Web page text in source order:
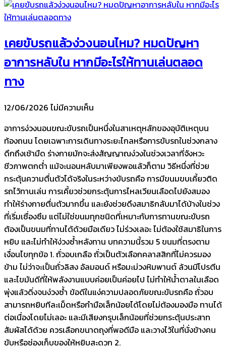
เคยขับรถแล้วง่วงนอนไหม? หมดปัญหา
อาการหลับใน หากมีอะไรให้ทานเล่นตลอด
ทาง
12/06/2026 ไม่มีความเห็น
อาการง่วงนอนขณะขับรถเป็นหนึ่งในสาเหตุหลักของอุบัติเหตุบน
ท้องถนน โดยเฉพาะการเดินทางระยะไกลหรือการขับรถในช่วงกลาง
ดึกถึงเช้ามืด ร่างกายมักจะส่งสัญญาณง่วงในช่วงเวลาที่จังหวะ
ชีวภาพตกต่ำ แม้จะนอนหลับมาเพียงพอแล้วก็ตาม วิธีหนึ่งที่ช่วย
กระตุ้นความตื่นตัวได้จริงในระหว่างขับรถคือ การมีขนมขบเคี้ยวติด
รถไว้ทานเล่น การเคี้ยวช่วยกระตุ้นการไหลเวียนเลือดไปยังสมอง
ทำให้ร่างกายตื่นตัวมากขึ้น และยังช่วยดึงสมาธิกลับมาได้บ้างในช่วง
ที่เริ่มเซื่องซึม แต่ไม่ใช่ขนมทุกชนิดที่เหมาะกับการทานขณะขับรถ
ต้องเป็นขนมที่ทานได้ด้วยมือเดียว ไม่ร่วงเลอะ ไม่ต้องใช้สมาธิในการ
หยิบ และไม่ทำให้ง่วงซ้ำหลังทาน บทความนี้รวม 5 ขนมที่ตรงตาม
เงื่อนไขทุกข้อ 1. ถั่วอบเกลือ ถั่วเป็นตัวเลือกคลาสสิกที่ไม่ควรมอง
ข้าม ไม่ว่าจะเป็นถั่วลิสง อัลมอนด์ หรือมะม่วงหิมพานต์ ล้วนมีโปรตีน
และไขมันดีที่ให้พลังงานแบบค่อยเป็นค่อยไป ไม่ทำให้น้ำตาลในเลือด
พุ่งแล้วดิ่งจนง่วงซ้ำ ข้อดีในแง่ความปลอดภัยขณะขับรถคือ ถั่วอบ
สามารถหยิบทีละเม็ดหรือกำมือเล็กน้อยได้โดยไม่ต้องมองมือ ทานได้
ต่อเนื่องโดยไม่เลอะ และมีเสียงกรุบเล็กน้อยที่ช่วยกระตุ้นประสาท
สัมผัสได้ด้วย ควรเลือกขนาดถุงที่พอดีมือ และวางไว้ในที่นั่งข้างคน
ขับหรือช่องเก็บของให้หยิบสะดวก 2.